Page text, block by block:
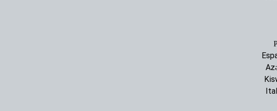
در برابر ظلم آموخت
رسید؟؛ رئیس‌جمهور تا کجا بر ایالت‌ها…